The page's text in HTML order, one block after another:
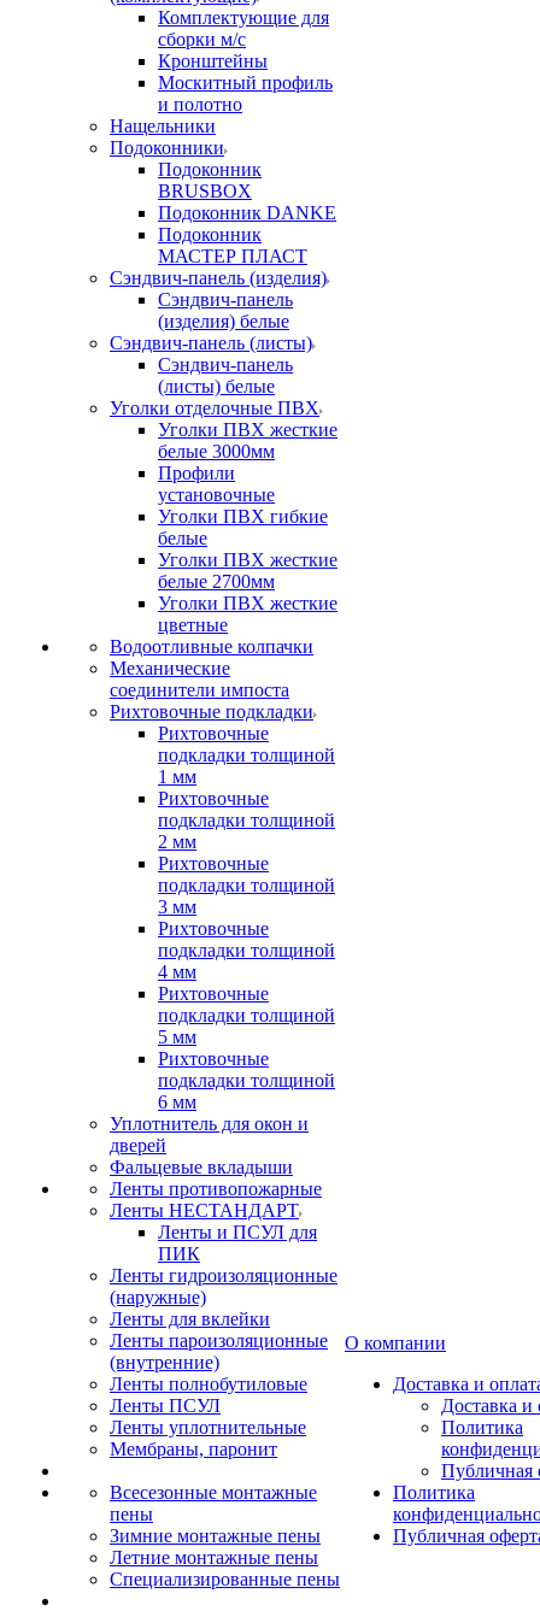
Комплектующие для
сборки м/с
Кронштейны
Москитный профиль
и полотно
Нащельники
Подоконники
Подоконник
BRUSBOX
Подоконник DANKE
Подоконник
МАСТЕР ПЛАСТ
Сэндвич-панель (изделия)
Сэндвич-панель
(изделия) белые
Сэндвич-панель (листы)
Сэндвич-панель
(листы) белые
Уголки отделочные ПВХ
Уголки ПВХ жесткие
белые 3000мм
Профили
установочные
Уголки ПВХ гибкие
белые
Уголки ПВХ жесткие
белые 2700мм
Уголки ПВХ жесткие
цветные
Водоотливные колпачки
Механические
соединители импоста
Рихтовочные подкладки
Рихтовочные
подкладки толщиной
1 мм
Рихтовочные
подкладки толщиной
2 мм
Рихтовочные
подкладки толщиной
3 мм
Рихтовочные
подкладки толщиной
4 мм
Рихтовочные
подкладки толщиной
5 мм
Рихтовочные
подкладки толщиной
6 мм
Уплотнитель для окон и
дверей
Фальцевые вкладыши
Ленты противопожарные
Ленты НЕСТАНДАРТ
Ленты и ПСУЛ для
ПИК
Ленты гидроизоляционные
(наружные)
Ленты для вклейки
Ленты пароизоляционные
(внутренние)
Ленты полнобутиловые
Ленты ПСУЛ
Ленты уплотнительные
Мембраны, паронит
Всесезонные монтажные
пены
Зимние монтажные пены
Летние монтажные пены
Специализированные пены
О компании
Доставка и
Доставка и
Политика
Публичная
Политика
Публичная